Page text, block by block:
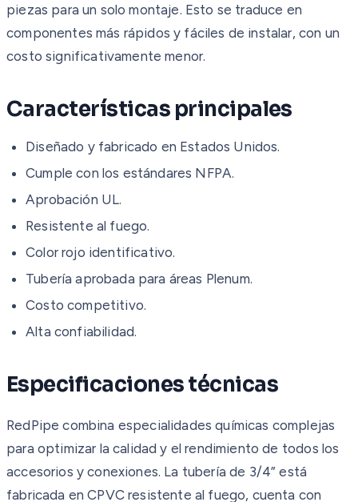
piezas para un solo montaje. Esto se traduce en
componentes más rápidos y fáciles de instalar, con un
costo significativamente menor.
Características principales
Diseñado y fabricado en Estados Unidos.
Cumple con los estándares NFPA.
Aprobación UL.
Resistente al fuego.
Color rojo identificativo.
Tubería aprobada para áreas Plenum.
Costo competitivo.
Alta confiabilidad.
Especificaciones técnicas
RedPipe combina especialidades químicas complejas
para optimizar la calidad y el rendimiento de todos los
accesorios y conexiones. La tubería de 3/4” está
fabricada en CPVC resistente al fuego, cuenta con